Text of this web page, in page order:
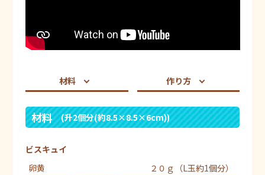
材料 作り方
材料 (升2個分(約8.5×8.5×6cm))
ビスキュイ
卵黄
２０ｇ（L玉約1個分）